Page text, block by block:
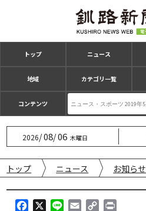
トップ ニュース
地域 カテゴリ一覧
コンテンツ
2026/08/06 木曜日
トップ ニュース お知らせ